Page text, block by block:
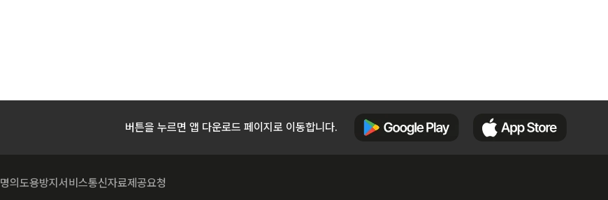
버튼을 누르면 앱 다운로드 페이지로 이동합니다.
명의도용방지서비스통신자료제공요청